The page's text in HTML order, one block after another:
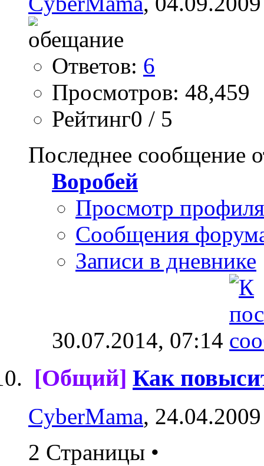
Ответов: 6
Просмотров: 48,459
Рейтинг0 / 5
Последнее сообщение
Воробей
Просмотр профиля
Сообщения
Записи в дневнике
30.07.2014, 07:14
[Общий] Как
CyberMama,
2 Страницы •